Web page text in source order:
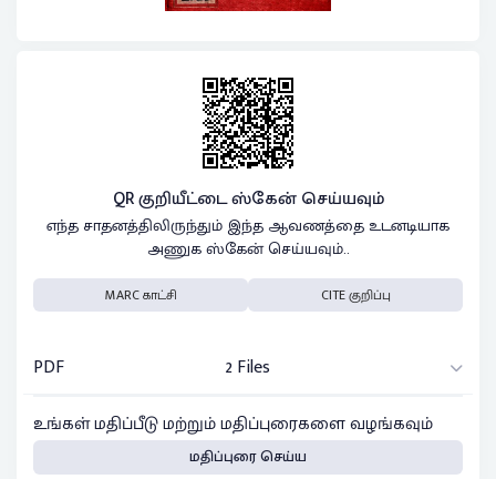
QR குறியீட்டை ஸ்கேன் செய்யவும்
எந்த சாதனத்திலிருந்தும் இந்த ஆவணத்தை உடனடியாக
அணுக ஸ்கேன் செய்யவும்..
MARC காட்சி CITE குறிப்பு
PDF
2 Files
உங்கள் மதிப்பீடு மற்றும் மதிப்புரைகளை வழங்கவும்
மதிப்புரை செய்ய